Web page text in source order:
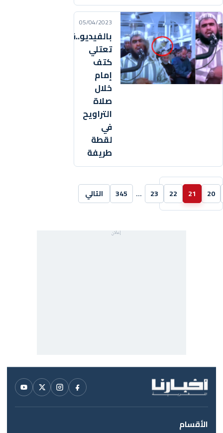
05/04/2023
بالفيديو..قطة
تعتلي
كتف
إمام
خلال
صلاة
التراويح
في
لقطة
طريفة
20
21
22
23
…
345 التالي
الأقسام